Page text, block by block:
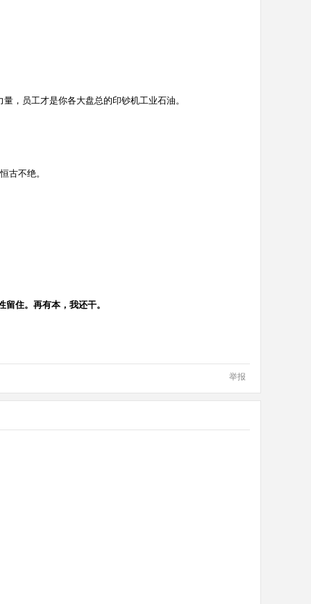
，员工才是你各大盘总的印钞机工业石油。
古不绝。
住。再有本，我还干。
举报